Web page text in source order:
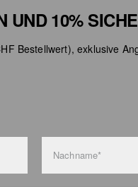
UND 10%
Bestellwert), exklusive
Nachname*